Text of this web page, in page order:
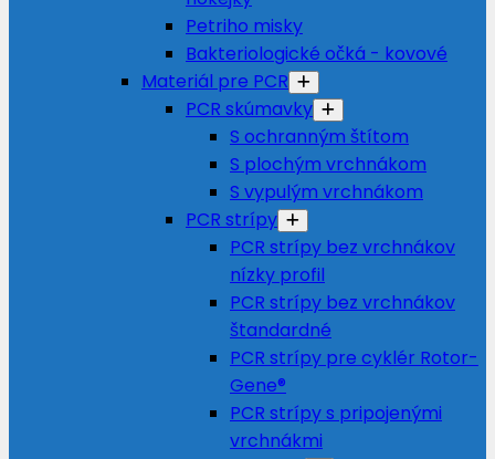
Petriho misky
Bakteriologické očká - kovové
Materiál pre PCR
PCR skúmavky
S ochranným štítom
S plochým vrchnákom
S vypulým vrchnákom
PCR strípy
PCR strípy bez vrchnákov
nízky profil
PCR strípy bez vrchnákov
štandardné
PCR strípy pre cyklér Rotor-
Gene®
PCR strípy s pripojenými
vrchnákmi